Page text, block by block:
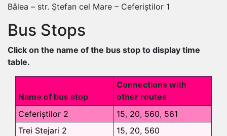
Bâlea – str. Ștefan cel Mare – Ceferiștilor 1
Bus Stops
Click on the name of the bus stop to display time
table.
Name of bus stop
Connections with
other routes
Ceferiștilor 2
15, 20, 560, 561
Trei Stejari 2
15, 20, 560